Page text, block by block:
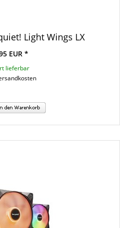
Light Wings LX
EUR *
lieferbar